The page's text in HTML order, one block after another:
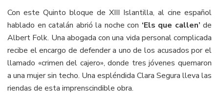
Con este Quinto bloque de XIII Islantilla, al cine español
hablado en catalán abrió la noche con ‘Els que callen’ de
Albert Folk. Una abogada con una vida personal complicada
recibe el encargo de defender a uno de los acusados por el
llamado «crimen del cajero», donde tres jóvenes quemaron
a una mujer sin techo. Una espléndida Clara Segura lleva las
riendas de esta imprenscindible obra.